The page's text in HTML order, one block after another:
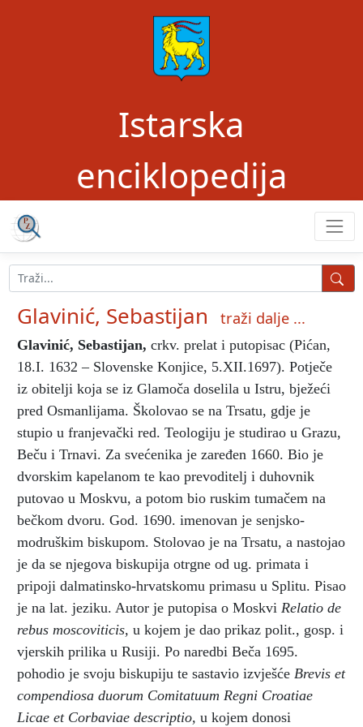
Istarska
enciklopedija
Glavinić, Sebastijan traži dalje ...
Glavinić, Sebastijan, crkv. prelat i putopisac (Pićan,
18.I. 1632 – Slovenske Konjice, 5.XII.1697). Potječe
iz obitelji koja se iz Glamoča doselila u Istru, bježeći
pred Osmanlijama. Školovao se na Trsatu, gdje je
stupio u franjevački red. Teologiju je studirao u Grazu,
Beču i Trnavi. Za svećenika je zaređen 1660. Bio je
dvorskim kapelanom te kao prevoditelj i duhovnik
putovao u Moskvu, a potom bio ruskim tumačem na
bečkom dvoru. God. 1690. imenovan je senjsko-
modruškim biskupom. Stolovao je na Trsatu, a nastojao
je da se njegova biskupija otrgne od ug. primata i
pripoji dalmatinsko-hrvatskomu primasu u Splitu. Pisao
je na lat. jeziku. Autor je putopisa o Moskvi Relatio de
rebus moscoviticis, u kojem je dao prikaz polit., gosp. i
vjerskih prilika u Rusiji. Po naredbi Beča 1695.
pohodio je svoju biskupiju te sastavio izvješće Brevis et
compendiosa duorum Comitatuum Regni Croatiae
Licae et Corbaviae descriptio, u kojem donosi